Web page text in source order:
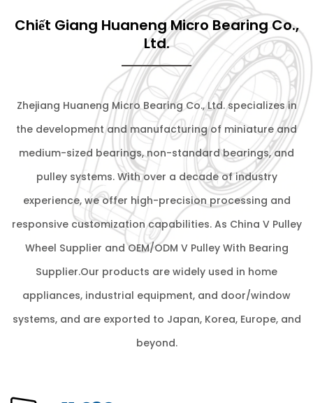
Chiết Giang Huaneng Micro Bearing Co.,
Ltd.
Zhejiang Huaneng Micro Bearing Co., Ltd. specializes in
the development and manufacturing of miniature and
medium-sized bearings, non-standard bearings, and
pulley systems. With over a decade of industry
experience, we offer high-precision processing and
responsive customization capabilities. As China V Pulley
Wheel Supplier andOEM/ODM V Pulley With Bearing
Supplier.Our products are widely used in home
appliances, industrial equipment, and door/window
systems, and are exported to Japan, Korea, Europe, and
beyond.